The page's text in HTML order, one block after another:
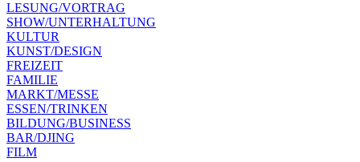
LESUNG/VORTRAG
SHOW/UNTERHALTUNG
KULTUR
KUNST/DESIGN
FREIZEIT
FAMILIE
MARKT/MESSE
ESSEN/TRINKEN
BILDUNG/BUSINESS
BAR/DJING
FILM